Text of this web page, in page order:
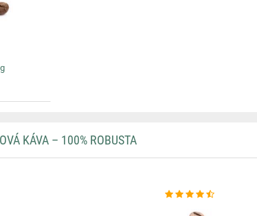
KÁVA – 100% ROBUSTA